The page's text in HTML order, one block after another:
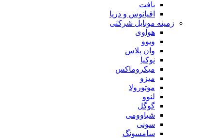
بافت
اقیانوس و دریا
زمینه موبایل شرکتی
هواوی
ویوو
وان پلاس
نوکیا
میکروماکس
میزو
موتورولا
لنوو
گوگل
شیاوومی
سونی
سامسونگ